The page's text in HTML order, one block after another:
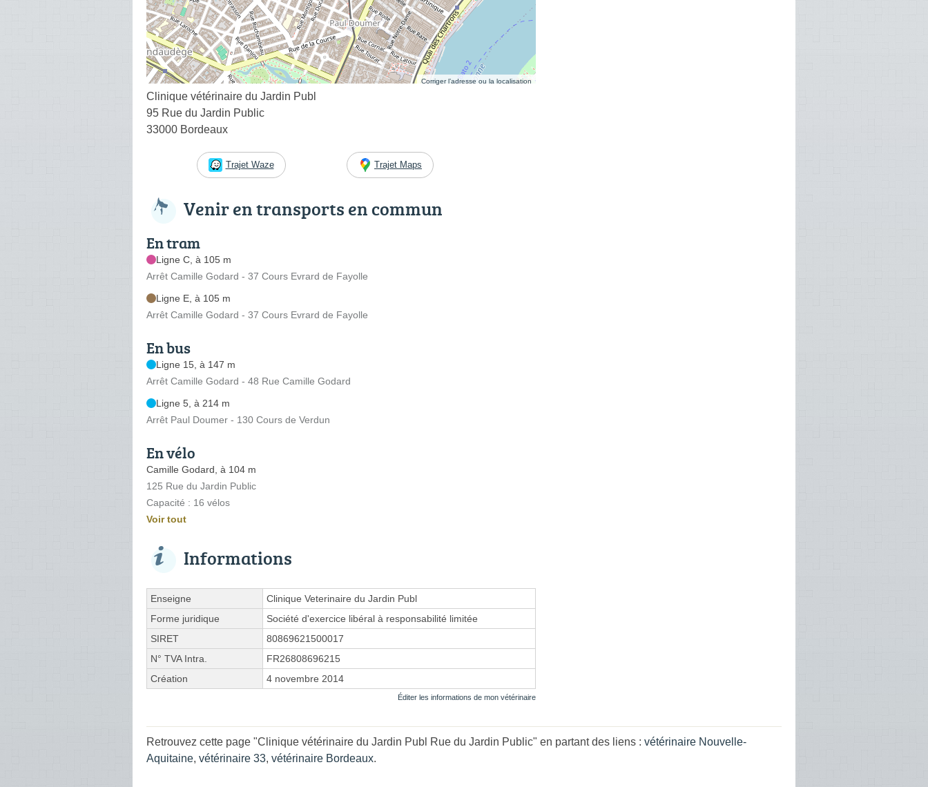
Corriger l’adresse ou la localisation
Clinique vétérinaire du Jardin Publ
95 Rue du Jardin Public
33000 Bordeaux
Trajet Waze Trajet Maps
Venir en transports en commun
En tram
Ligne C, à 105 m
Arrêt Camille Godard - 37 Cours Evrard de Fayolle
Ligne E, à 105 m
Arrêt Camille Godard - 37 Cours Evrard de Fayolle
En bus
Ligne 15, à 147 m
Arrêt Camille Godard - 48 Rue Camille Godard
Ligne 5, à 214 m
Arrêt Paul Doumer - 130 Cours de Verdun
En vélo
Camille Godard, à 104 m
125 Rue du Jardin Public
Capacité : 16 vélos
Voir tout
Informations
Enseigne
Clinique Veterinaire du Jardin Publ
Forme juridique
Société d'exercice libéral à responsabilité limitée
SIRET
80869621500017
N° TVA Intra.
FR26808696215
Création
4 novembre 2014
Éditer les informations de mon vétérinaire
Retrouvez cette page "Clinique vétérinaire du Jardin Publ Rue du Jardin Public" en partant des liens : vétérinaire Nouvelle-
Aquitaine, vétérinaire 33, vétérinaire Bordeaux.